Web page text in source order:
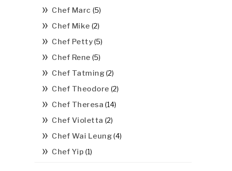
Chef Marc (5)
Chef Mike (2)
Chef Petty(5)
Chef Rene (5)
Chef Tatming(2)
Chef Theodore (2)
Chef Theresa (14)
Chef Violetta (2)
Chef Wai Leung(4)
Chef Yip (1)